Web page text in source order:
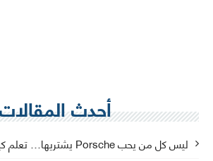
أحدث
ليس كل من يحب Porsche يشتريها… تعلم كيف تربح من سهمها